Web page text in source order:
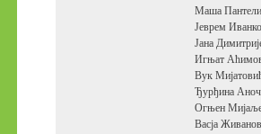
Маша
Јеврем
Јана
Игњат
Вук
Ђурђина
Огњен
Васја